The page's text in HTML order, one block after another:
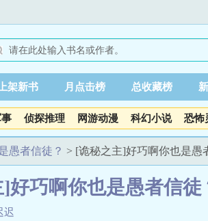
上架新书 月点击榜 总收藏榜
侦探推理 网游动漫 科幻小说 恐怖
愚者信徒？ > [诡秘之主]好巧啊你也是愚
好巧啊你也是愚者信徒
迟